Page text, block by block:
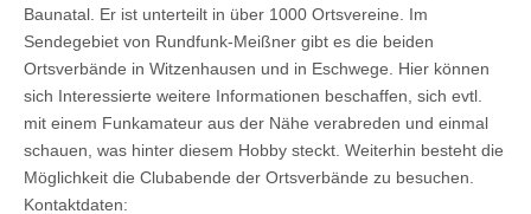
Baunatal. Er ist unterteilt in über 1000 Ortsvereine. Im
Sendegebiet von Rundfunk-Meißner gibt es die beiden
Ortsverbände in Witzenhausen und in Eschwege. Hier können
sich Interessierte weitere Informationen beschaffen, sich evtl.
mit einem Funkamateur aus der Nähe verabreden und einmal
schauen, was hinter diesem Hobby steckt. Weiterhin besteht die
Möglichkeit die Clubabende der Ortsverbände zu besuchen.
Kontaktdaten: